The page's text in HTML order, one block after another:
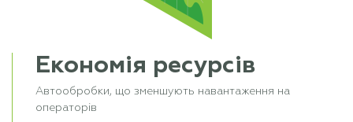
Економія ресурсів
Автообробки, що зменшують навантаження на
операторів